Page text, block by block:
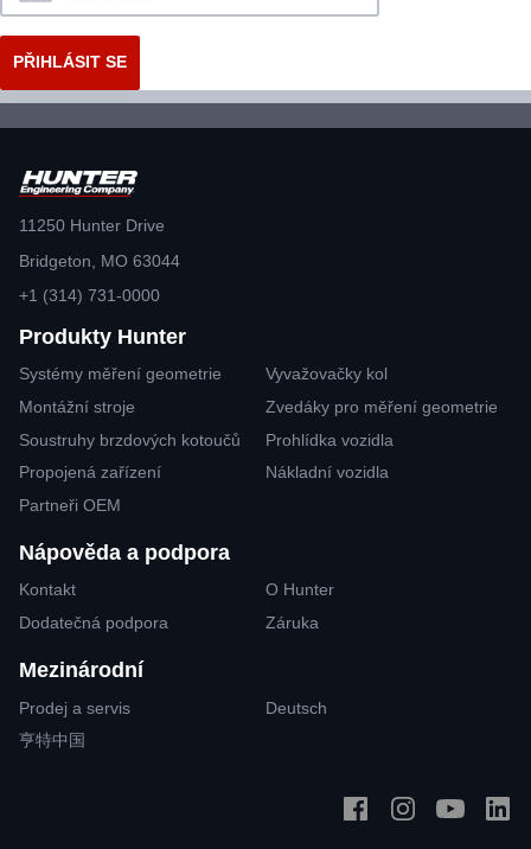
11250 Hunter Drive
Bridgeton, MO 63044
+1 (314) 731-0000
Produkty Hunter
Systémy měření geometrie
Vyvažovačky kol
Montážní stroje
Zvedáky pro měření geometrie
Soustruhy brzdových kotoučů
Prohlídka vozidla
Propojená zařízení
Nákladní vozidla
Partneři OEM
Nápověda a podpora
Kontakt
O Hunter
Dodatečná podpora
Záruka
Mezinárodní
Prodej a servis
Deutsch
亨特中国